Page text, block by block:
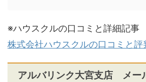
※ハウスクルの口コミと詳細記事
株式会社ハウスクルの口コミと評
アルバリンク大宮支店 メー